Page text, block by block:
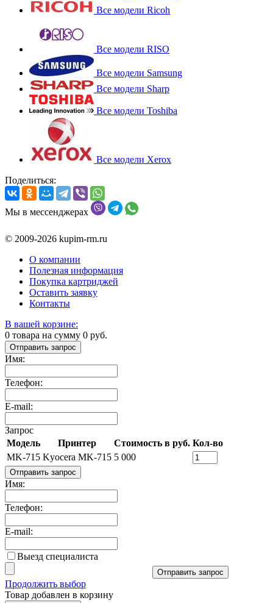
Все модели Ricoh
Все модели RISO
Все модели Samsung
Все модели Sharp
Все модели Toshiba
Все модели Xerox
Поделиться:
Мы в мессенджерах
© 2009-2026 kupim-rm.ru
О компании
Полезная информация
Покупка картриджей
Оставить заявку
Контакты
В вашей корзине:
0 товара на сумму 0 руб.
Отправить запрос
Имя:
Телефон:
E-mail:
Запрос
Модель
Принтер Стоимость в руб. Кол-во
MK-715 Kyocera MK-715 5 000
Отправить запрос
Имя:
Телефон:
E-mail:
Выезд специалиста
Отправить запрос
Продолжить выбор
Товар добавлен в корзину